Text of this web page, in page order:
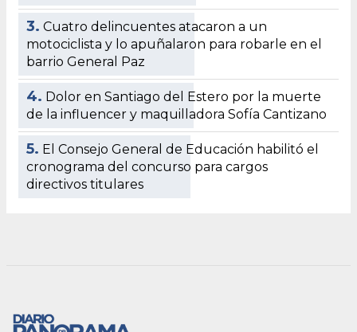
3. Cuatro delincuentes atacaron a un
motociclista y lo apuñalaron para robarle en el
barrio General Paz
4. Dolor en Santiago del Estero por la muerte
de la influencer y maquilladora Sofía Cantizano
5. El Consejo General de Educación habilitó el
cronograma del concurso para cargos
directivos titulares